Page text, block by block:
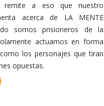
remite a eso que nuestro
acerca de LA MENTE
somos prisioneros de la
actuamos en forma
los personajes que tiran
opuestas.